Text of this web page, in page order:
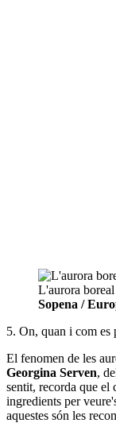
L'aurora
Sopena /
5. On, quan i com es
El fenomen de les
Georgina Serven,
sentit, recorda que el
ingredients per
aquestes són les